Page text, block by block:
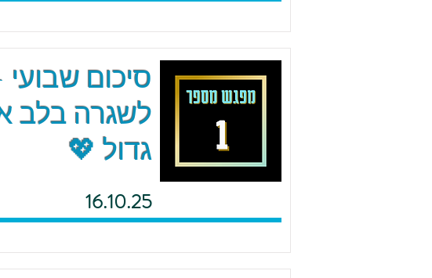
סיכום שבועי
לשגרה בלב
גדול 💖
16.10.25